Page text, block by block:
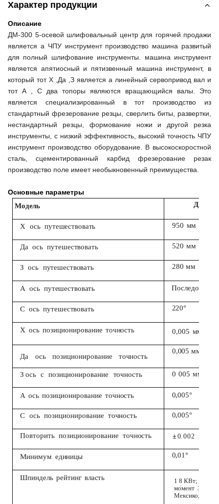
Характер продукции
Описание
ДМ-300 5-осевой шлифовальный центр для горячей продажи
является а ЧПУ инструмент производство машина развитый
для полный шлифование инструменты. машина инструмент
является апятиосный и пятизвенный машина инструмент,
в
который тот Х Да З является а линейный сервопривод вал и
тот А С два топоры являются вращающийся валы.
Это
является
специализированный в тот производство
из
стандартный фрезерование резцы, сверлить биты,
развертки,
нестандартный
резцы, формование ножи и другой
резка
инструменты,
с низкий эффективность, высокий точность ЧПУ
инструмент производство оборудование. В высокоскоростной
сталь,
сцементированный карбид фрезерование
резак
производство поле имеет необыкновенный преимущества.
Основные параметры
Модель ДМ-
Х ось путешествовать 950 мм
Да ось путешествовать 520 мм
З ось путешествовать 280 мм
А ось путешествовать
С ось путешествовать 220°
Х ось позиционирование точность 0,005 мм
Да ось позиционирование точность
0,005 мм
З ось с позиционирование точность 0 005 мм
А ось позиционирование точность 0,005°
С ось позиционирование точность 0,005°
Повторить позиционирование точность ±0. 002 мм
Минимум единицы 0,01°
Шпиндель рейтинг власть 1 8 КВт;
момент 3
Мексико;